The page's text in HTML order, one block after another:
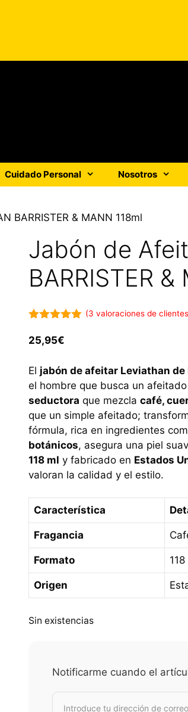
Cuidado Personal Nosotros
BARRISTER & MANN 118ml
Jabón de
BARRISTER
(3 valoraciones de
25,95€
El jabón de afeitar Leviathan de
el hombre que busca un
seductora que mezclacafé,
que un simple afeitado;
fórmula, rica en ingredientes
botánicos, asegura una piel
118 ml y fabricado en Estados
valoran la calidad y el estilo.
Característica
Fragancia
Formato
Origen
Sin existencias
Notificarme cuando el